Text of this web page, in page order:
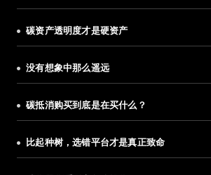
碳资产透明度才是硬资产
没有想象中那么遥远
碳抵消购买到底是在买什么？
比起种树，选错平台才是真正致命